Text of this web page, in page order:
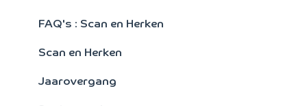
Signaleringsoverzichten
Verkoopstatistieken
Artikelen
FAQ's : Scan en Herken
Scan en Herken
Jaarovergang